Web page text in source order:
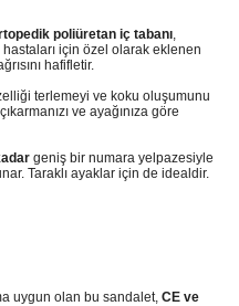
poliüretan iç tabanı,
için özel olarak eklenen
hafifletir.
terlemeyi ve koku oluşumunu
ve ayağınıza göre
geniş bir numara yelpazesiyle
Taraklı ayaklar için de idealdir.
uygun olan bu sandalet, CE ve